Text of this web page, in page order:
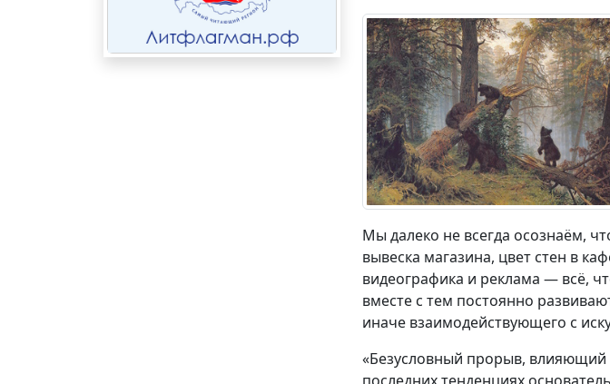
Мы далеко не всегда осознаём,
вывеска магазина, цвет стен в
видеографика и реклама — всё,
вместе с тем постоянно
иначе взаимодействующего с
«Безусловный прорыв, влияющий